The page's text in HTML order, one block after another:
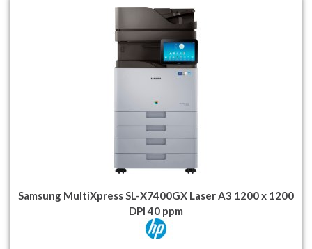
Samsung MultiXpress SL-X7400GX Laser A3 1200 x 1200
DPI 40 ppm